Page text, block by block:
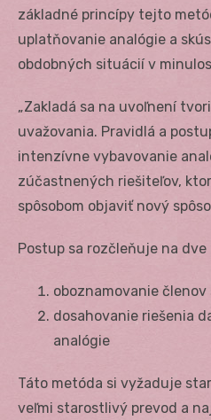
základné princípy tejto
uplatňovanie analógie a
obdobných situácií v
„Zakladá sa na uvoľnení
uvažovania. Pravidlá a
intenzívne vybavovanie
zúčastnených riešiteľov,
spôsobom objaviť nový
Postup sa rozčleňuje na
oboznamovanie
dosahovanie riešenia
analógie
Táto metóda si vyžaduje
veľmi starostlivý prevod a